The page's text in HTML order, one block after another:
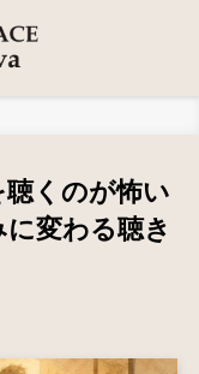
聴くのが怖い
変わる聴き